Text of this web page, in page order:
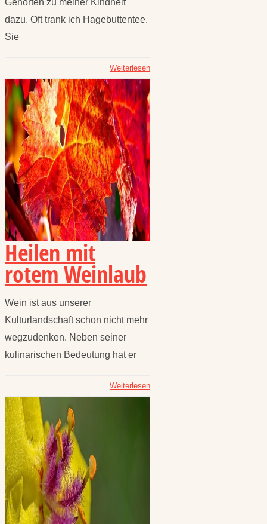
Gehörten zu meiner Kindheit
dazu. Oft trank ich Hagebuttentee.
Sie
Weiterlesen
Heilen mit
rotem Weinlaub
Wein ist aus unserer
Kulturlandschaft schon nicht mehr
wegzudenken. Neben seiner
kulinarischen Bedeutung hat er
Weiterlesen